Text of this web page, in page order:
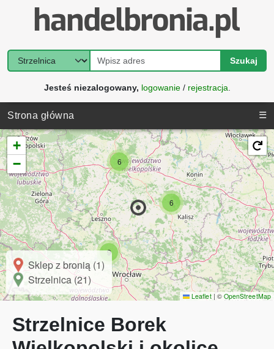
Szukaj
Jesteś niezalogowany, logowanie/ rejestracja
Strona główna ☰
6
9
6
+
−
Sklep z bronią (1)
Strzelnica (21)
Leaflet | © OpenStreetMap
Strzelnice Borek